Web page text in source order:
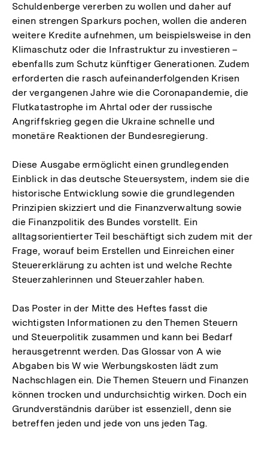
Schuldenberge vererben zu wollen und daher auf
einen strengen Sparkurs pochen, wollen die anderen
weitere Kredite aufnehmen, um beispielsweise in den
Klimaschutz oder die Infrastruktur zu investieren –
ebenfalls zum Schutz künftiger Generationen. Zudem
erforderten die rasch aufeinanderfolgenden Krisen
der vergangenen Jahre wie die Coronapandemie, die
Flutkatastrophe im Ahrtal oder der rus­sische
Angriffskrieg gegen die Ukraine schnelle und
monetäre Reaktionen der Bundesregierung.
Diese Ausgabe ermöglicht einen grundlegenden
Einblick in das deutsche Steuersystem, indem sie die
historische Entwicklung sowie die grundlegenden
Prinzipien skizziert und die Finanzverwaltung sowie
die Finanzpolitik des Bundes vorstellt. Ein
alltagsorientierter Teil beschäftigt sich zudem mit der
Frage, worauf beim Erstellen und Einreichen einer
Steuererklärung zu achten ist und welche Rechte
Steuerzahlerinnen und Steuerzahler haben.
Das Poster in der Mitte des Heftes fasst die
wichtigsten Informationen zu den Themen Steuern
und Steuerpolitik zusammen und kann bei Bedarf
herausgetrennt werden. Das Glossar von A wie
Abgaben bis W wie Werbungskosten lädt zum
Nachschlagen ein. Die Themen Steuern und Finanzen
können trocken und undurchsichtig wirken. Doch ein
Grundverständnis darüber ist essenziell, denn sie
betreffen jeden und jede von uns jeden Tag.